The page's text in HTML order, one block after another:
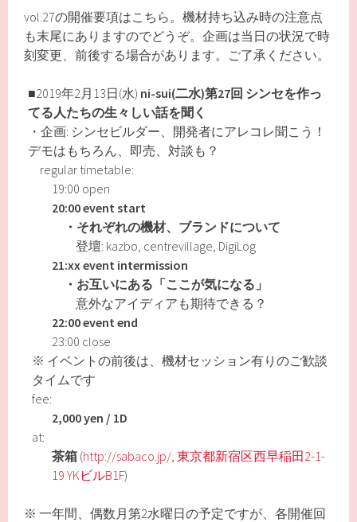
vol.27の開催要項はこちら。機材持ち込み時の注意点
も末尾にありますのでどうぞ。企画は当日の状況で時
刻変更、前後する場合があります。ご了承ください。
■2019年2月13日(水) ni-sui(二水)第27回 シンセを作っ
てる人たちの生々しい話を聞く
・企画: シンセビルダー、開発者にアレコレ聞こう！
デモはもちろん、即売、対談も？
regular timetable:
19:00 open
20:00 event start
・それぞれの機材、ブランドについて
登壇: kazbo, centrevillage, DigiLog
21:xx event intermission
・お互いにある「ここが気になる」
意外なアイディアも期待できる？
22:00 event end
23:00 close
※ イベントの前後は、機材セッション有りのご歓談
タイムです
fee:
2,000 yen / 1D
at:
茶箱 (http://sabaco.jp/ ,東京都新宿区西早稲田2-1-
19 YKビルB1F)
※ 一年間、偶数月第2水曜日の予定ですが、各開催回